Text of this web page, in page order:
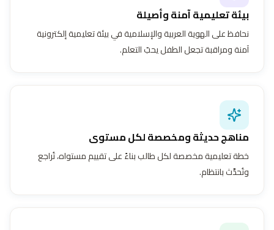
بيئة تعليمية آمنة وأصيلة
نحافظ على الهوية العربية والإسلامية في بيئة تعليمية إلكترونية
آمنة ومراقبة تجعل الطفل يحبّ التعلم.
مناهج حديثة ومخصصة لكل مستوى
خطة تعليمية مخصصة لكل طالب بناءً على تقييم مستواه، تُراجع
وتُحدَّث بانتظام.